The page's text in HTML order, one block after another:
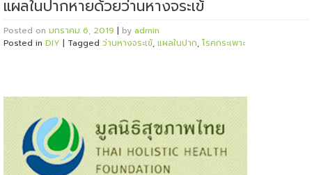
แผลในปากหายด้วยว่านหางจระเข้
Posted on มกราคม 6, 2019 | by admin
Posted in DIY | Tagged ว่านหางจระเข้, แผลในปาก, โรคกระเพาะ